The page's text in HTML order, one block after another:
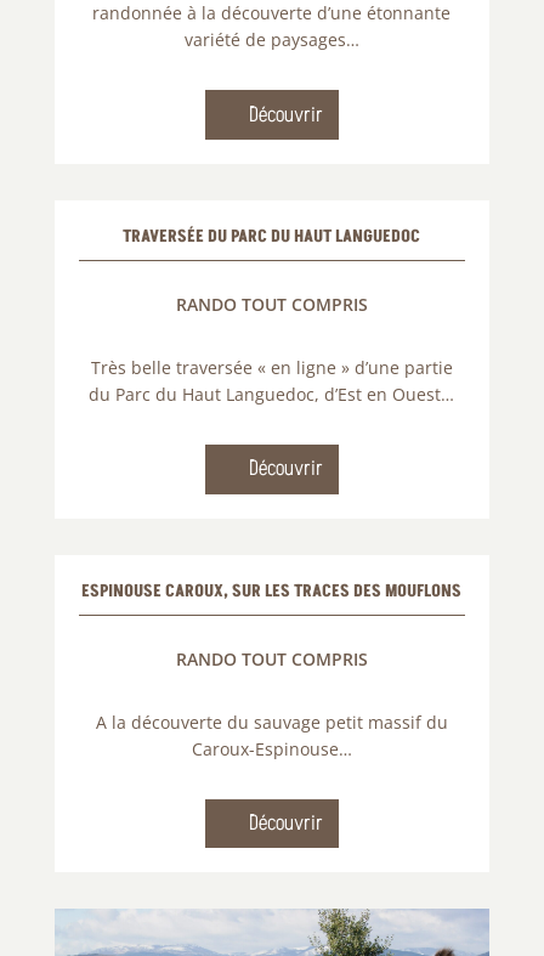
randonnée à la découverte d’une étonnante
variété de paysages…
Découvrir
TRAVERSÉE DU PARC DU HAUT LANGUEDOC
RANDO TOUT COMPRIS
Très belle traversée « en ligne » d’une partie
du Parc du Haut Languedoc, d’Est en Ouest…
Découvrir
ESPINOUSE CAROUX, SUR LES TRACES DES MOUFLONS
RANDO TOUT COMPRIS
A la découverte du sauvage petit massif du
Caroux-Espinouse…
Découvrir